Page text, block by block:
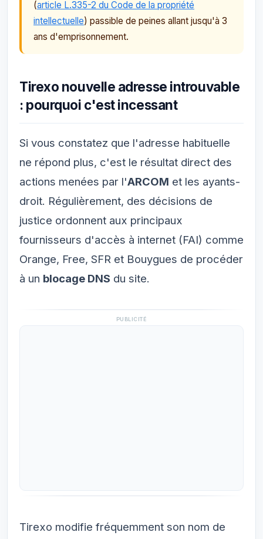
(article L.335-2 du Code de la propriété
intellectuelle) passible de peines allant jusqu'à 3
ans d'emprisonnement.
Tirexo nouvelle adresse introuvable
: pourquoi c'est incessant
Si vous constatez que l'adresse habituelle
ne répond plus, c'est le résultat direct des
actions menées par l'ARCOM et les ayants-
droit. Régulièrement, des décisions de
justice ordonnent aux principaux
fournisseurs d'accès à internet (FAI) comme
Orange, Free, SFR et Bouygues de procéder
à un blocage DNS du site.
PUBLICITÉ
Tirexo modifie fréquemment son nom de